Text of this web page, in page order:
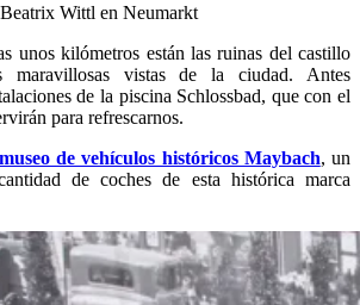
Wittl en Neumarkt
unos kilómetros están las ruinas del castillo
maravillosas vistas de la ciudad. Antes
de la piscina Schlossbad, que con el
para refrescarnos.
museo de vehículos históricos Maybach, un
de coches de esta histórica marca